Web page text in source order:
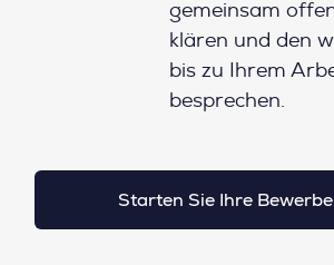
gemeinsam
klären und den
bis zu Ihrem
besprechen.
Starten Sie Ihre